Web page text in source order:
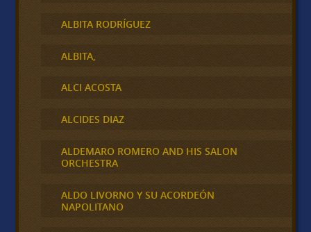
ALBITA RODRÍGUEZ
ALBITA,
ALCI ACOSTA
ALCIDES DIAZ
ALDEMARO ROMERO AND HIS SALON
ORCHESTRA
ALDO LIVORNO Y SU ACORDEÓN
NAPOLITANO